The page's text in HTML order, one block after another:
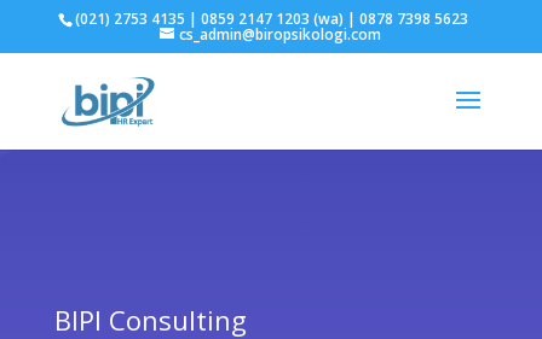
(021) 2753 4135 | 0859 2147 1203 (wa) | 0878 7398 5623
cs_admin@biropsikologi.com
BIPI Consulting